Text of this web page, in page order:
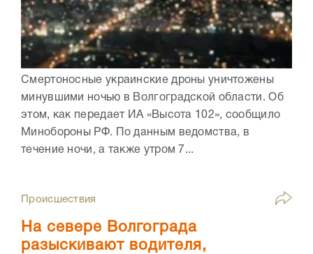
Смертоносные украинские дроны уничтожены
минувшими ночью в Волгоградской области. Об
этом, как передает ИА «Высота 102», сообщило
Минобороны РФ. По данным ведомства, в
течение ночи, а также утром 7...
Происшествия
На севере Волгограда
разыскивают водителя,